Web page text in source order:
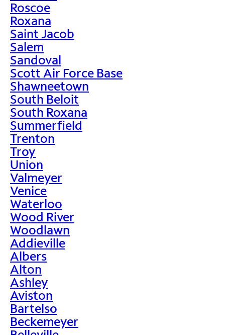
Roscoe
Roxana
Saint Jacob
Salem
Sandoval
Scott Air Force Base
Shawneetown
South Beloit
South Roxana
Summerfield
Trenton
Troy
Union
Valmeyer
Venice
Waterloo
Wood River
Woodlawn
Addieville
Albers
Alton
Ashley
Aviston
Bartelso
Beckemeyer